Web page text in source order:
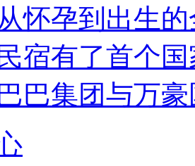
怀孕到出生
宿有了首个
巴集团与万